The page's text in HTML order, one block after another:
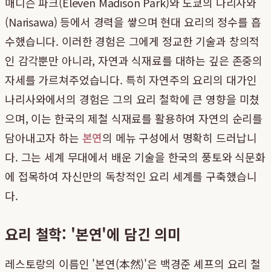
(Narisawa) 등에서 경력을 쌓으며 현대 요리의 정수를 흡
수했습니다. 이러한 경험은 그에게 정교한 기술과 창의적
인 감각뿐만 아니라, 자연과 식재료를 대하는 깊은 존중의
자세를 가르쳐주었습니다. 특히 자연주의 요리의 대가인
나리사와에서의 경험은 그의 요리 철학에 큰 영향을 미쳤
으며, 이는 한국의 제철 식재료를 활용하여 자연의 순리를
담아내고자 하는 본연의 메뉴 구성에서 명확히 드러납니
다. 그는 세계 무대에서 배운 기술을 한국의 풍토와 식문화
에 접목하여 자신만의 독창적인 요리 세계를 구축했습니
다.
요리 철학: '본연'에 담긴 의미
레스토랑의 이름인 '본연(本然)'은 백경준 셰프의 요리 철